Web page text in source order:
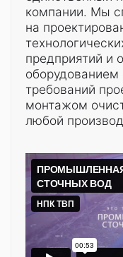
компании. Мы
на
предприятий и
оборудованием
требований
монтажом
любой